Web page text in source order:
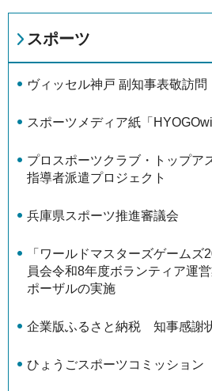
スポーツ
ヴィッセル神戸 副知事表敬訪問
スポーツメディア紙「
プロスポーツクラブ・トップア
指導者派遣プロジェクト
兵庫県スポーツ推進審議会
「ワールドマスターズゲーム
員会令和8年度ボランティア運
ポーザルの実施
企業版ふるさと納税 知事感謝
ひょうごスポーツコミッション